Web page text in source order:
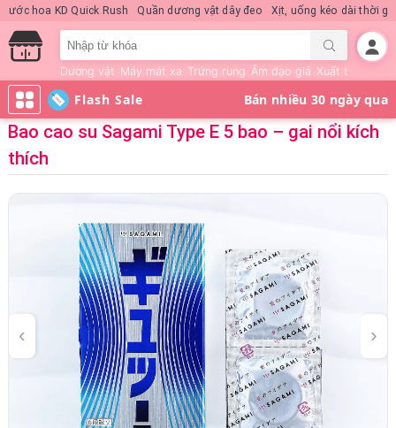
Nước hoa KD Quick Rush Quần dương vật dây đeo Xịt, uống kéo dài thời
Dương vật Máy mát xa Trứng rung Âm đạo giả Xuất tinh sớm
Flash Sale
Bao cao su Sagami Type E 5 bao – gai nổi kích
thích